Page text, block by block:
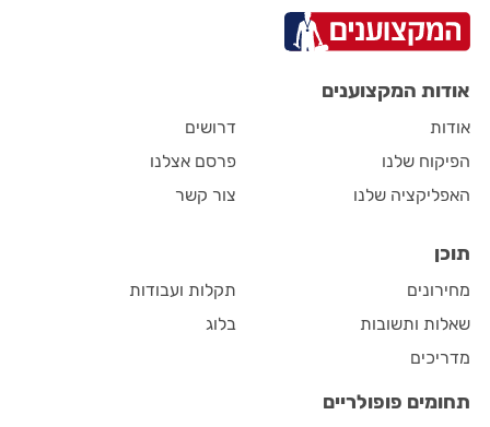
אודות המקצוענים
אודות
הפיקוח שלנו
האפליקציה שלנו
דרושים
פרסם אצלנו
צור קשר
תוכן
מחירונים
שאלות ותשובות
מדריכים
תקלות ועבודות
בלוג
תחומים פופולריים